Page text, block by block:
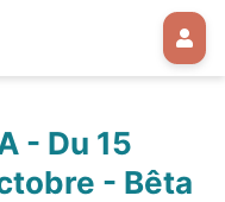
- Du 15
- Bêta